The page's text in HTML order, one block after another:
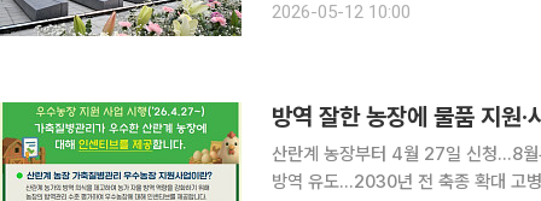
의 가치를 시민 일상 속에서 되새기는
2026-05-12 10:00
방역 잘한 농장에 물품 지원
산란계 농장부터 4월 27일 신청…8월
방역 유도…2030년 전 축종 확대 고병원성 조류인플루엔자(AI) 발생 양상이 복잡해지고 바이러스